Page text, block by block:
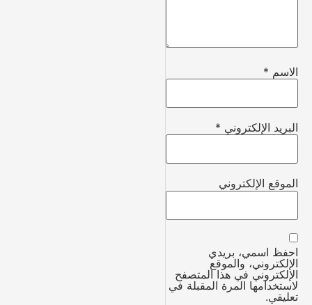
الاسم *
البريد الإلكتروني *
الموقع الإلكتروني
احفظ اسمي، بريدي
الإلكتروني، والموقع
الإلكتروني في هذا المتصفح
لاستخدامها المرة المقبلة في
تعليقي.